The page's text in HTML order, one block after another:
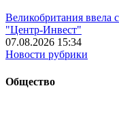
Великобритания ввела
"Центр-Инвест"
07.08.2026 15:34
Новости рубрики
Общество